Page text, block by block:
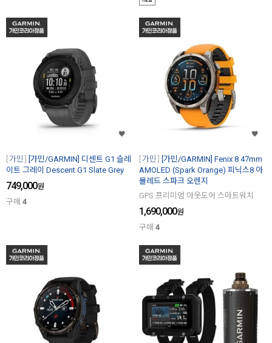
가민
[가민/GARMIN] 디센트 G1 슬레
이트 그레이 Descent G1 Slate Grey
749,000원
구매 4
가민
[가민/GARMIN] Fenix 8 47mm
AMOLED (Spark Orange) 피닉스8 아
몰레드 스파크 오렌지
GPS 프리미엄 아웃도어 스마트워치
1,690,000원
구매 4